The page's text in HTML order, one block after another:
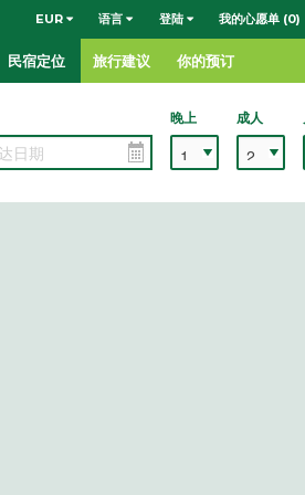
EUR 语言 登陆 我的心愿单 (0)
民宿定位 旅行建议 你的预订
晚上 成人